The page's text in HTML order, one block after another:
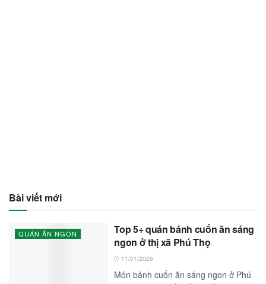
Bài viết mới
QUÁN ĂN NGON
Top 5+ quán bánh cuốn ăn sáng
ngon ở thị xã Phú Thọ
11/01/2026
Món bánh cuốn ăn sáng ngon ở Phú